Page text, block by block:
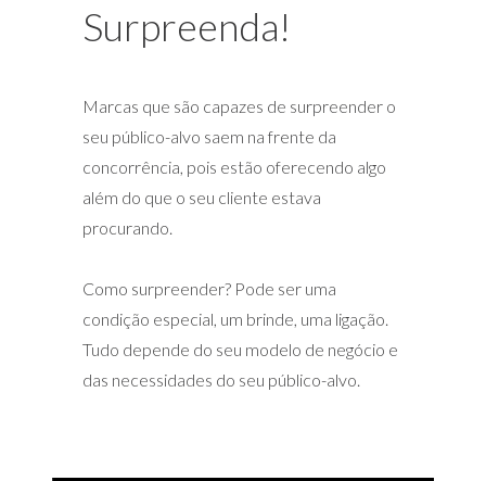
Surpreenda!
Marcas que são capazes de surpreender o
seu público-alvo saem na frente da
concorrência, pois estão oferecendo algo
além do que o seu cliente estava
procurando.
Como surpreender? Pode ser uma
condição especial, um brinde, uma ligação.
Tudo depende do seu modelo de negócio e
das necessidades do seu público-alvo.